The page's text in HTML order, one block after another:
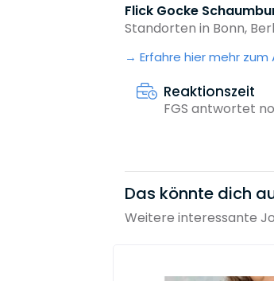
Flick Gocke
Standorten in Bonn,
Erfahre hier mehr
Reaktionszeit
FGS antwortet
Das könnte dich
Weitere interessante